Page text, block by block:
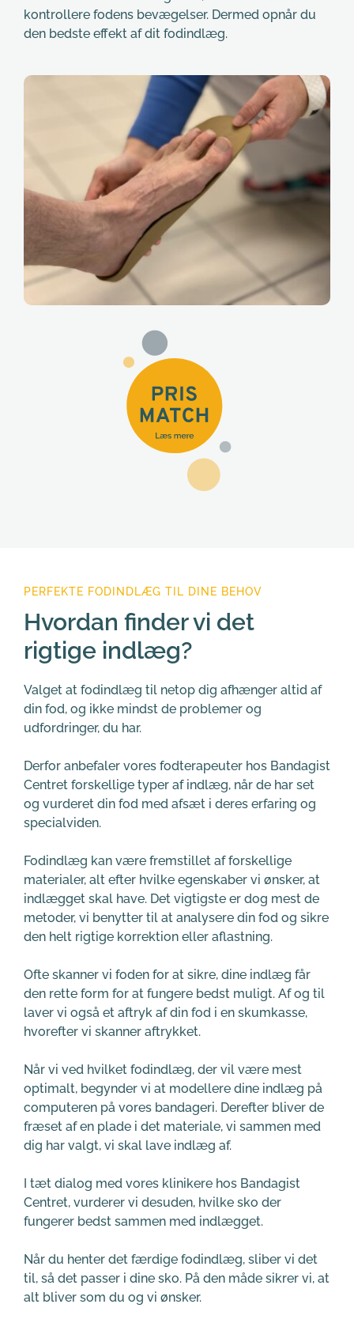
kontrollere fodens bevægelser. Dermed opnår du
den bedste effekt af dit fodindlæg.
PERFEKTE FODINDLÆG TIL DINE BEHOV
Hvordan finder vi det
rigtige indlæg?
Valget at fodindlæg til netop dig afhænger altid af
din fod, og ikke mindst de problemer og
udfordringer, du har.
Derfor anbefaler vores fodterapeuter hos Bandagist
Centret forskellige typer af indlæg, når de har set
og vurderet din fod med afsæt i deres erfaring og
specialviden.
Fodindlæg kan være fremstillet af forskellige
materialer, alt efter hvilke egenskaber vi ønsker, at
indlægget skal have. Det vigtigste er dog mest de
metoder, vi benytter til at analysere din fod og sikre
den helt rigtige korrektion eller aflastning.
Ofte skanner vi foden for at sikre, dine indlæg får
den rette form for at fungere bedst muligt. Af og til
laver vi også et aftryk af din fod i en skumkasse,
hvorefter vi skanner aftrykket.
Når vi ved hvilket fodindlæg, der vil være mest
optimalt, begynder vi at modellere dine indlæg på
computeren på vores bandageri. Derefter bliver de
fræset af en plade i det materiale, vi sammen med
dig har valgt, vi skal lave indlæg af.
I tæt dialog med vores klinikere hos Bandagist
Centret, vurderer vi desuden, hvilke sko der
fungerer bedst sammen med indlægget.
Når du henter det færdige fodindlæg, sliber vi det
til, så det passer i dine sko. På den måde sikrer vi, at
alt bliver som du og vi ønsker.